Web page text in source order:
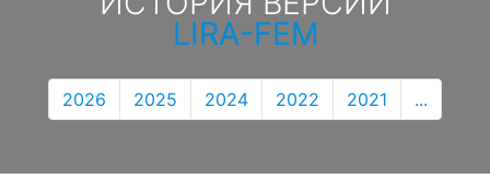
LIRA-FEM
2026 2025 2024 2022 2021 ...